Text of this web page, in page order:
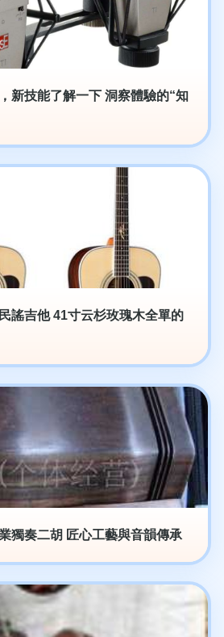
新技能了解一下 洞察體驗的“知
謠吉他 41寸云杉玫瑰木全單的
獨奏二胡 匠心工藝與音韻傳承